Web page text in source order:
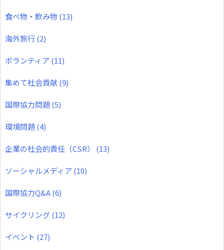
食べ物・飲み物 (13)
海外旅行(2)
ボランティア (11)
集めて社会貢献 (9)
国際協力問題(5)
環境問題(4)
企業の社会的責任（CSR） (13)
ソーシャルメディア (10)
国際協力Q&A(6)
サイクリング(12)
イベント (27)